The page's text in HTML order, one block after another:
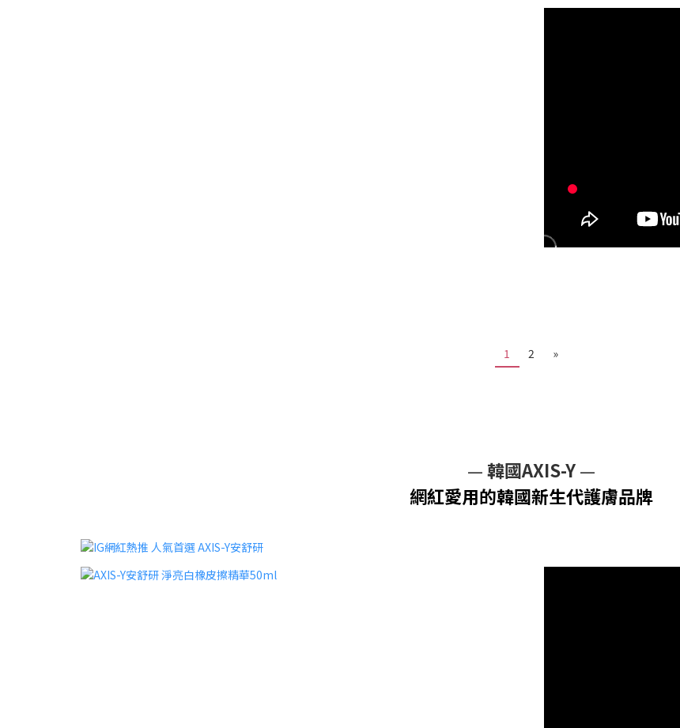
1 2 »
—韓國AXIS-Y—
網紅愛用的韓國新生代護膚品牌